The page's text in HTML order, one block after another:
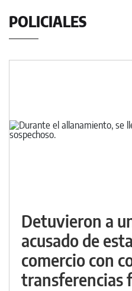
POLICIALES
Detuvieron a
acusado de
comercio con
transferencias